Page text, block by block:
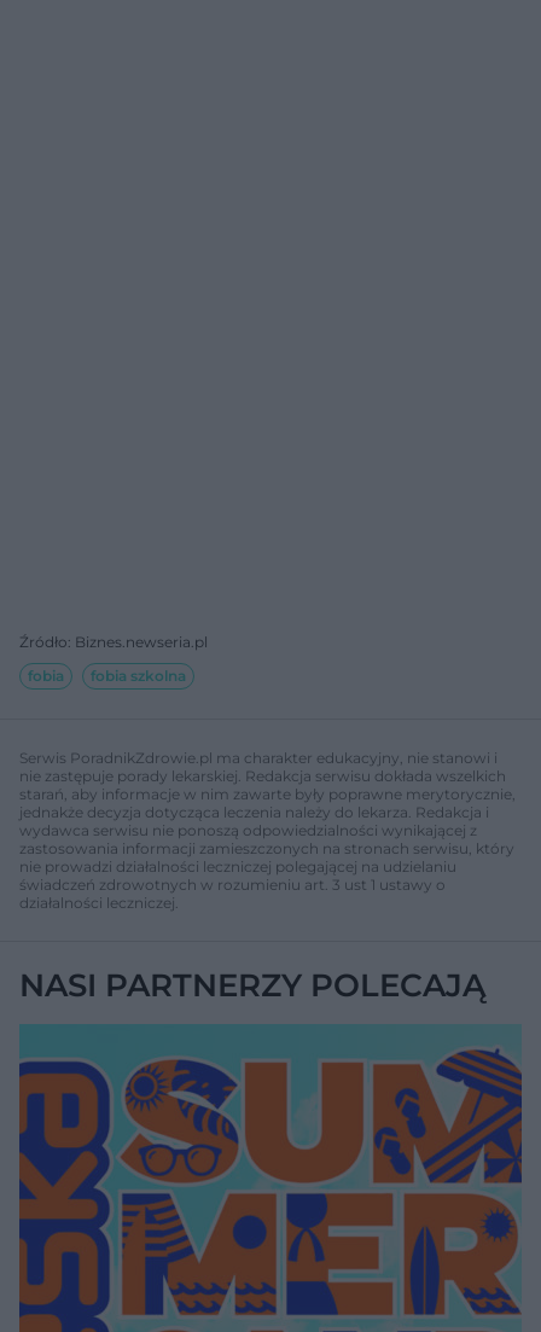
Źródło: Biznes.newseria.pl
fobia
fobia szkolna
Serwis PoradnikZdrowie.pl ma charakter edukacyjny, nie stanowi i
nie zastępuje porady lekarskiej. Redakcja serwisu dokłada wszelkich
starań, aby informacje w nim zawarte były poprawne merytorycznie,
jednakże decyzja dotycząca leczenia należy do lekarza. Redakcja i
wydawca serwisu nie ponoszą odpowiedzialności wynikającej z
zastosowania informacji zamieszczonych na stronach serwisu, który
nie prowadzi działalności leczniczej polegającej na udzielaniu
świadczeń zdrowotnych w rozumieniu art. 3 ust 1 ustawy o
działalności leczniczej.
NASI PARTNERZY POLECAJĄ